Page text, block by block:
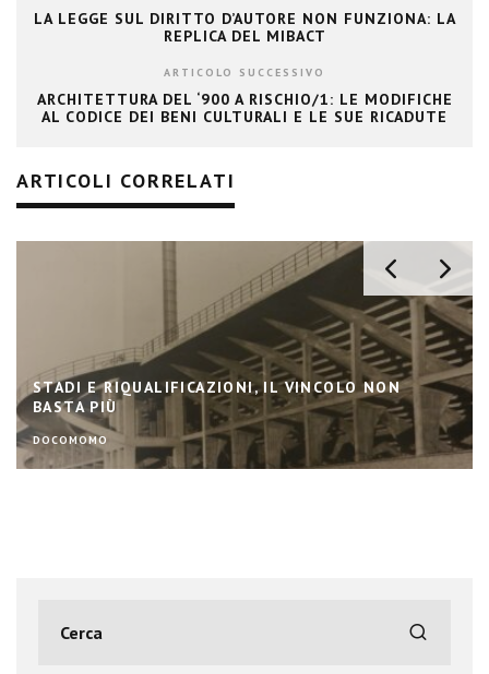
LA LEGGE SUL DIRITTO D’AUTORE NON FUNZIONA: LA
REPLICA DEL MIBACT
ARTICOLO SUCCESSIVO
ARCHITETTURA DEL ‘900 A RISCHIO/1: LE MODIFICHE
AL CODICE DEI BENI CULTURALI E LE SUE RICADUTE
ARTICOLI CORRELATI
STADI E RIQUALIFICAZIONI, IL VINCOLO NON
BASTA PIÙ
DOCOMOMO